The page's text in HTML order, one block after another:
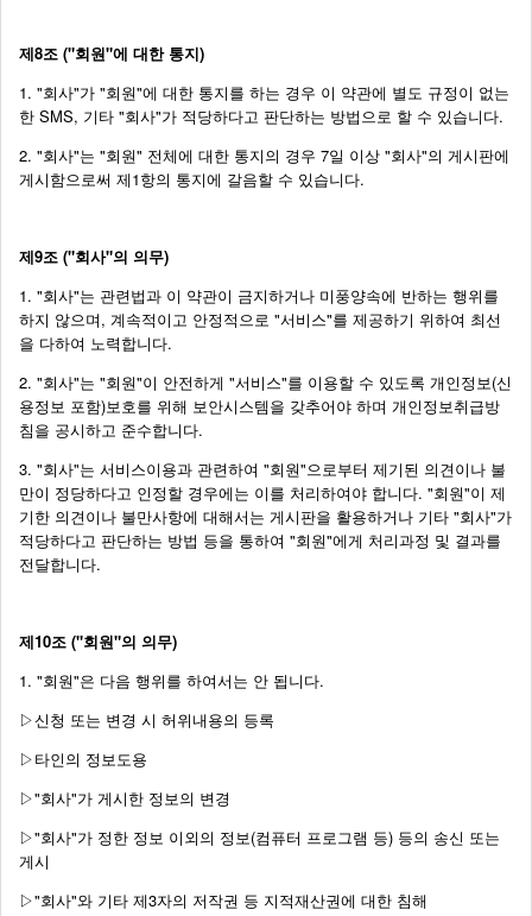
제8조 ("회원"에 대한 통지)
1. "회사"가 "회원"에 대한 통지를 하는 경우 이 약관에 별도 규정이 없는
한 SMS, 기타 "회사"가 적당하다고 판단하는 방법으로 할 수 있습니다.
2. "회사"는 "회원" 전체에 대한 통지의 경우 7일 이상 "회사"의 게시판에
게시함으로써 제1항의 통지에 갈음할 수 있습니다.
제9조 ("회사"의 의무)
1. "회사"는 관련법과 이 약관이 금지하거나 미풍양속에 반하는 행위를
하지 않으며, 계속적이고 안정적으로 "서비스"를 제공하기 위하여 최선
을 다하여 노력합니다.
2. "회사"는 "회원"이 안전하게 "서비스"를 이용할 수 있도록 개인정보(신
용정보 포함)보호를 위해 보안시스템을 갖추어야 하며 개인정보취급방
침을 공시하고 준수합니다.
3. "회사"는 서비스이용과 관련하여 "회원"으로부터 제기된 의견이나 불
만이 정당하다고 인정할 경우에는 이를 처리하여야 합니다. "회원"이 제
기한 의견이나 불만사항에 대해서는 게시판을 활용하거나 기타 "회사"가
적당하다고 판단하는 방법 등을 통하여 "회원"에게 처리과정 및 결과를
전달합니다.
제10조 ("회원"의 의무)
1. "회원"은 다음 행위를 하여서는 안 됩니다.
▷신청 또는 변경 시 허위내용의 등록
▷타인의 정보도용
▷"회사"가 게시한 정보의 변경
▷"회사"가 정한 정보 이외의 정보(컴퓨터 프로그램 등) 등의 송신 또는
게시
▷"회사"와 기타 제3자의 저작권 등 지적재산권에 대한 침해